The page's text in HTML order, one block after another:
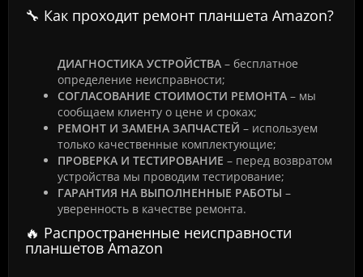
🔧 Как проходит ремонт планшета Amazon?
ДИАГНОСТИКА УСТРОЙСТВА – бесплатное
определение неисправности;
СОГЛАСОВАНИЕ СТОИМОСТИ РЕМОНТА – мы
сообщаем клиенту о цене и сроках;
РЕМОНТ И ЗАМЕНА ЗАПЧАСТЕЙ – используем
только качественные комплектующие;
ПРОВЕРКА И ТЕСТИРОВАНИЕ – перед возвратом
устройства мы проводим тестирование;
ГАРАНТИЯ НА ВЫПОЛНЕННЫЕ РАБОТЫ –
уверенность в качестве ремонта.
🔥 Распространенные неисправности
планшетов Amazon